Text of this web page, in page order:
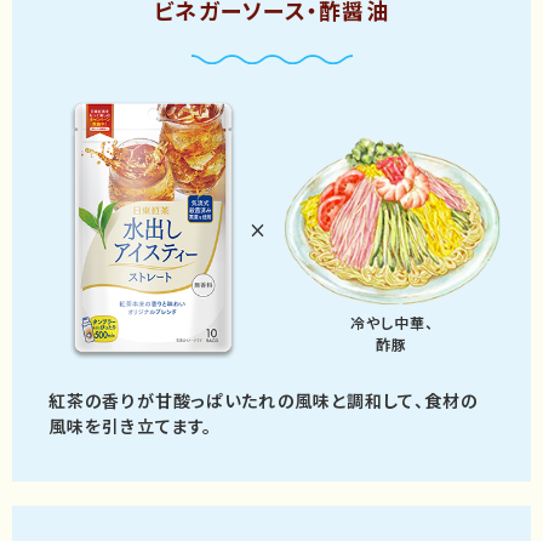
ビネガーソース・酢醤油
×
冷やし中華、
酢豚
紅茶の香りが甘酸っぱいたれの風味と調和して、 食材の
風味を引き立てます。